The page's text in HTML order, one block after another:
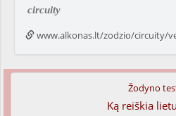
circuity
www.alkonas.lt/zodzio/circuity/
Žodyno
Ką reiškia